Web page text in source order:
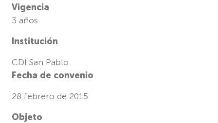
Vigencia
3 años
Institución
CDI San Pablo
Fecha de convenio
28 febrero de 2015
Objeto